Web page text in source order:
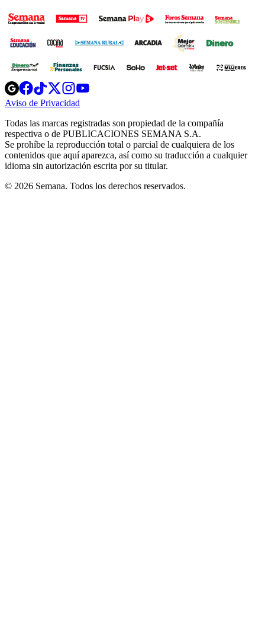
Opens
in
new
Opens
in
new
Opens
in
new
window
Opens
new
windowwindow
Aviso de Privacidad
new
window
Todas las marcas registradas son propiedad de la compañía
respectiva o de PUBLICACIONES SEMANA S.A.
Se prohíbe la reproducción total o parcial de cualquiera de los
contenidos que aquí aparezca, así como su traducción a cualquier
idioma sin autorización escrita por su titular.
© 2026 Semana. Todos los derechos reservados.